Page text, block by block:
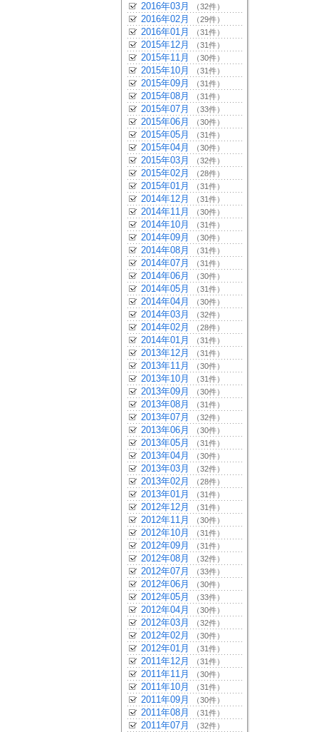
2016年03月 （32件）
2016年02月 （29件）
2016年01月 （31件）
2015年12月 （31件）
2015年11月 （30件）
2015年10月 （31件）
2015年09月 （31件）
2015年08月 （31件）
2015年07月 （33件）
2015年06月 （30件）
2015年05月 （31件）
2015年04月 （30件）
2015年03月 （32件）
2015年02月 （28件）
2015年01月 （31件）
2014年12月 （31件）
2014年11月 （30件）
2014年10月 （31件）
2014年09月 （30件）
2014年08月 （31件）
2014年07月 （31件）
2014年06月 （30件）
2014年05月 （31件）
2014年04月 （30件）
2014年03月 （32件）
2014年02月 （28件）
2014年01月 （31件）
2013年12月 （31件）
2013年11月 （30件）
2013年10月 （31件）
2013年09月 （30件）
2013年08月 （31件）
2013年07月 （32件）
2013年06月 （30件）
2013年05月 （31件）
2013年04月 （30件）
2013年03月 （32件）
2013年02月 （28件）
2013年01月 （31件）
2012年12月 （31件）
2012年11月 （30件）
2012年10月 （31件）
2012年09月 （31件）
2012年08月 （32件）
2012年07月 （33件）
2012年06月 （30件）
2012年05月 （33件）
2012年04月 （30件）
2012年03月 （32件）
2012年02月 （30件）
2012年01月 （31件）
2011年12月 （31件）
2011年11月 （30件）
2011年10月 （31件）
2011年09月 （30件）
2011年08月 （31件）
2011年07月 （32件）